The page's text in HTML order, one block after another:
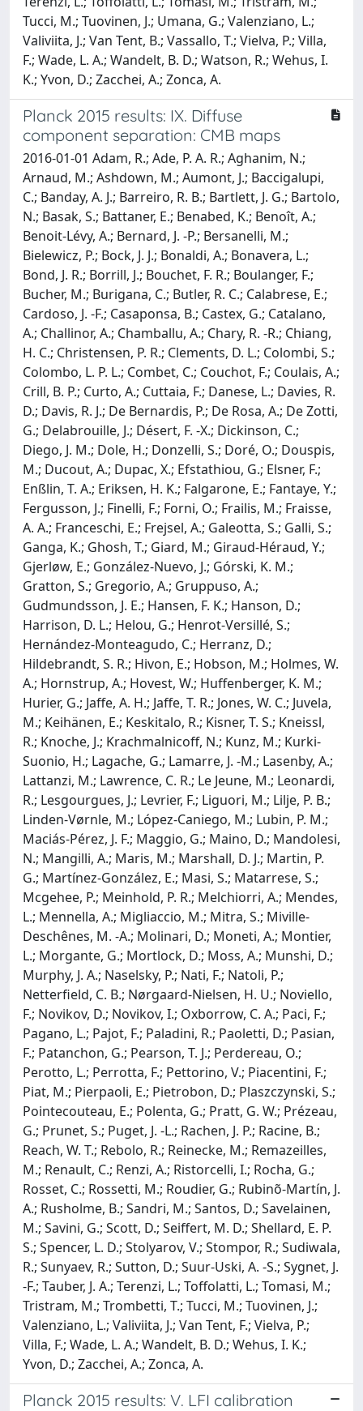
Tucci, M.; Tuovinen, J.; Umana, G.; Valenziano, L.;
Valiviita, J.; Van Tent, B.; Vassallo, T.; Vielva, P.; Villa,
F.; Wade, L. A.; Wandelt, B. D.; Watson, R.; Wehus, I.
K.; Yvon, D.; Zacchei, A.; Zonca, A.
Planck 2015 results: IX. Diffuse
component separation: CMB maps
2016-01-01 Adam, R.; Ade, P. A. R.; Aghanim, N.;
Arnaud, M.; Ashdown, M.; Aumont, J.; Baccigalupi,
C.; Banday, A. J.; Barreiro, R. B.; Bartlett, J. G.; Bartolo,
N.; Basak, S.; Battaner, E.; Benabed, K.; Benoît, A.;
Benoit-Lévy, A.; Bernard, J. -P.; Bersanelli, M.;
Bielewicz, P.; Bock, J. J.; Bonaldi, A.; Bonavera, L.;
Bond, J. R.; Borrill, J.; Bouchet, F. R.; Boulanger, F.;
Bucher, M.; Burigana, C.; Butler, R. C.; Calabrese, E.;
Cardoso, J. -F.; Casaponsa, B.; Castex, G.; Catalano,
A.; Challinor, A.; Chamballu, A.; Chary, R. -R.; Chiang,
H. C.; Christensen, P. R.; Clements, D. L.; Colombi, S.;
Colombo, L. P. L.; Combet, C.; Couchot, F.; Coulais, A.;
Crill, B. P.; Curto, A.; Cuttaia, F.; Danese, L.; Davies, R.
D.; Davis, R. J.; De Bernardis, P.; De Rosa, A.; De Zotti,
G.; Delabrouille, J.; Désert, F. -X.; Dickinson, C.;
Diego, J. M.; Dole, H.; Donzelli, S.; Doré, O.; Douspis,
M.; Ducout, A.; Dupac, X.; Efstathiou, G.; Elsner, F.;
Enßlin, T. A.; Eriksen, H. K.; Falgarone, E.; Fantaye, Y.;
Fergusson, J.; Finelli, F.; Forni, O.; Frailis, M.; Fraisse,
A. A.; Franceschi, E.; Frejsel, A.; Galeotta, S.; Galli, S.;
Ganga, K.; Ghosh, T.; Giard, M.; Giraud-Héraud, Y.;
Gjerløw, E.; González-Nuevo, J.; Górski, K. M.;
Gratton, S.; Gregorio, A.; Gruppuso, A.;
Gudmundsson, J. E.; Hansen, F. K.; Hanson, D.;
Harrison, D. L.; Helou, G.; Henrot-Versillé, S.;
Hernández-Monteagudo, C.; Herranz, D.;
Hildebrandt, S. R.; Hivon, E.; Hobson, M.; Holmes, W.
A.; Hornstrup, A.; Hovest, W.; Huffenberger, K. M.;
Hurier, G.; Jaffe, A. H.; Jaffe, T. R.; Jones, W. C.; Juvela,
M.; Keihänen, E.; Keskitalo, R.; Kisner, T. S.; Kneissl,
R.; Knoche, J.; Krachmalnicoff, N.; Kunz, M.; Kurki-
Suonio, H.; Lagache, G.; Lamarre, J. -M.; Lasenby, A.;
Lattanzi, M.; Lawrence, C. R.; Le Jeune, M.; Leonardi,
R.; Lesgourgues, J.; Levrier, F.; Liguori, M.; Lilje, P. B.;
Linden-Vørnle, M.; López-Caniego, M.; Lubin, P. M.;
Maciás-Pérez, J. F.; Maggio, G.; Maino, D.; Mandolesi,
N.; Mangilli, A.; Maris, M.; Marshall, D. J.; Martin, P.
G.; Martínez-González, E.; Masi, S.; Matarrese, S.;
Mcgehee, P.; Meinhold, P. R.; Melchiorri, A.; Mendes,
L.; Mennella, A.; Migliaccio, M.; Mitra, S.; Miville-
Deschênes, M. -A.; Molinari, D.; Moneti, A.; Montier,
L.; Morgante, G.; Mortlock, D.; Moss, A.; Munshi, D.;
Murphy, J. A.; Naselsky, P.; Nati, F.; Natoli, P.;
Netterfield, C. B.; Nørgaard-Nielsen, H. U.; Noviello,
F.; Novikov, D.; Novikov, I.; Oxborrow, C. A.; Paci, F.;
Pagano, L.; Pajot, F.; Paladini, R.; Paoletti, D.; Pasian,
F.; Patanchon, G.; Pearson, T. J.; Perdereau, O.;
Perotto, L.; Perrotta, F.; Pettorino, V.; Piacentini, F.;
Piat, M.; Pierpaoli, E.; Pietrobon, D.; Plaszczynski, S.;
Pointecouteau, E.; Polenta, G.; Pratt, G. W.; Prézeau,
G.; Prunet, S.; Puget, J. -L.; Rachen, J. P.; Racine, B.;
Reach, W. T.; Rebolo, R.; Reinecke, M.; Remazeilles,
M.; Renault, C.; Renzi, A.; Ristorcelli, I.; Rocha, G.;
Rosset, C.; Rossetti, M.; Roudier, G.; Rubinõ-Martín, J.
A.; Rusholme, B.; Sandri, M.; Santos, D.; Savelainen,
M.; Savini, G.; Scott, D.; Seiffert, M. D.; Shellard, E. P.
S.; Spencer, L. D.; Stolyarov, V.; Stompor, R.; Sudiwala,
R.; Sunyaev, R.; Sutton, D.; Suur-Uski, A. -S.; Sygnet, J.
-F.; Tauber, J. A.; Terenzi, L.; Toffolatti, L.; Tomasi, M.;
Tristram, M.; Trombetti, T.; Tucci, M.; Tuovinen, J.;
Valenziano, L.; Valiviita, J.; Van Tent, F.; Vielva, P.;
Villa, F.; Wade, L. A.; Wandelt, B. D.; Wehus, I. K.;
Yvon, D.; Zacchei, A.; Zonca, A.
Planck 2015 results: V. LFI calibration